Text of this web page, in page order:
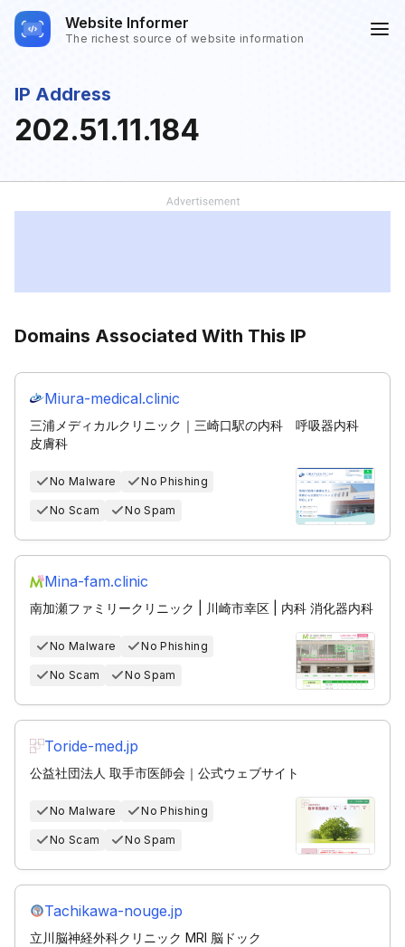
Website Informer
The richest source of website information
IP Address
202.51.11.184
Domains Associated With This IP
Miura-medical.clinic
三浦メディカルクリニック｜三崎口駅の内科 呼吸器内科
皮膚科
No Malware No Phishing
No Scam No Spam
Mina-fam.clinic
南加瀬ファミリークリニック | 川崎市幸区 | 内科 消化器内科
No Malware No Phishing
No Scam No Spam
Toride-med.jp
公益社団法人 取手市医師会｜公式ウェブサイト
No Malware No Phishing
No Scam No Spam
Tachikawa-nouge.jp
立川脳神経外科クリニック MRI 脳ドック